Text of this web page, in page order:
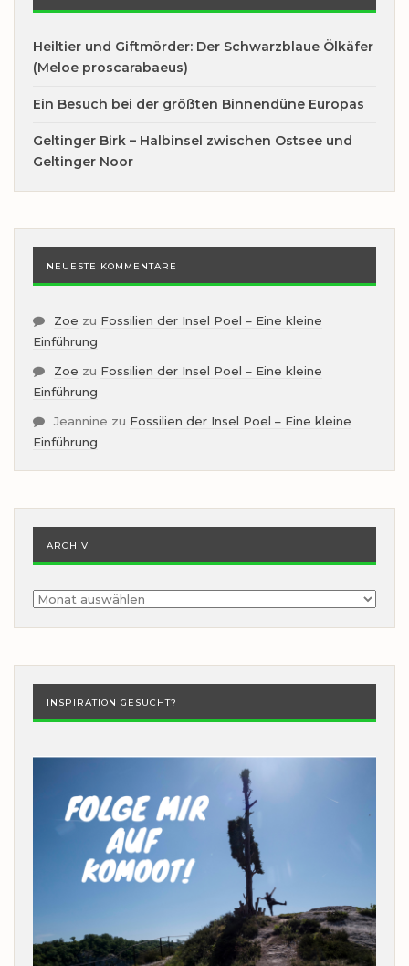
Heiltier und Giftmörder: Der Schwarzblaue Ölkäfer
(Meloe proscarabaeus)
Ein Besuch bei der größten Binnendüne Europas
Geltinger Birk – Halbinsel zwischen Ostsee und
Geltinger Noor
NEUESTE KOMMENTARE
Zoe zu Fossilien der Insel Poel – Eine kleine
Einführung
Zoe zu Fossilien der Insel Poel – Eine kleine
Einführung
Jeannine zu Fossilien der Insel Poel – Eine kleine
Einführung
ARCHIV
Archiv
INSPIRATION GESUCHT?